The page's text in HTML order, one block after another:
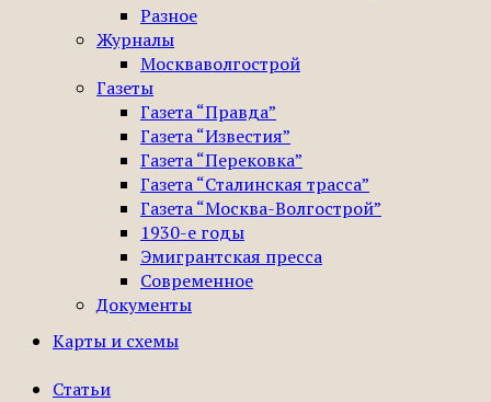
Разное
Журналы
Москваволгострой
Газеты
Газета “Правда”
Газета “Известия”
Газета “Перековка”
Газета “Сталинская трасса”
Газета “Москва-Волгострой”
1930-е годы
Эмигрантская пресса
Современное
Документы
Карты и схемы
Статьи